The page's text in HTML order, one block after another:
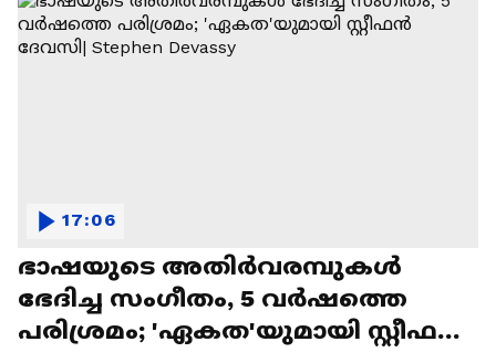
ഭാഷയുടെ അതിർവരമ്പുകൾ
ഭേദിച്ച സംഗീതം, 5 വർഷത്തെ
പരിശ്രമം; 'ഏകത'യുമായി സ്റ്റീഫൻ
17:06